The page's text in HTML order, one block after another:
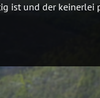
ist und der keinerlei